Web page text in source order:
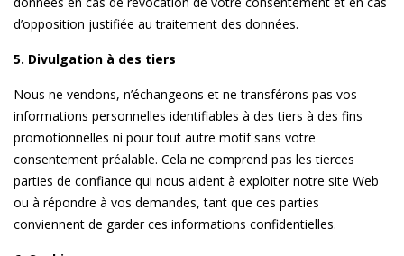
d’opposition justifiée au traitement des données.
5. Divulgation à des tiers
Nous ne vendons, n’échangeons et ne transférons pas vos
informations personnelles identifiables à des tiers à des fins
promotionnelles ni pour tout autre motif sans votre
consentement préalable. Cela ne comprend pas les tierces
parties de confiance qui nous aident à exploiter notre site Web
ou à répondre à vos demandes, tant que ces parties
conviennent de garder ces informations confidentielles.